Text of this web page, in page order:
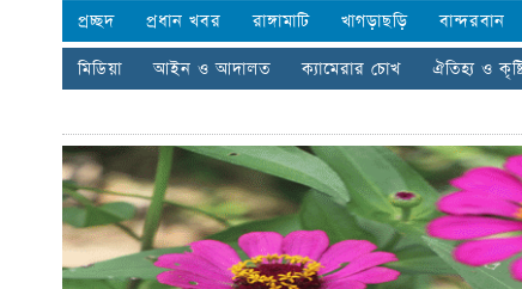
প্রচ্ছদ প্রধান খবর রাঙ্গামাটি খাগড়াছড়ি বান্দরবান
মিডিয়া
আইন ও আদালত ক্যামেরার চোখ ঐতিহ্য ও